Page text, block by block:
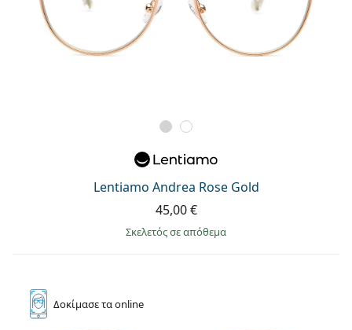
Lentiamo Andrea Rose Gold
45,00 €
σκελετός σε απόθεμα
Δοκίμασετα online